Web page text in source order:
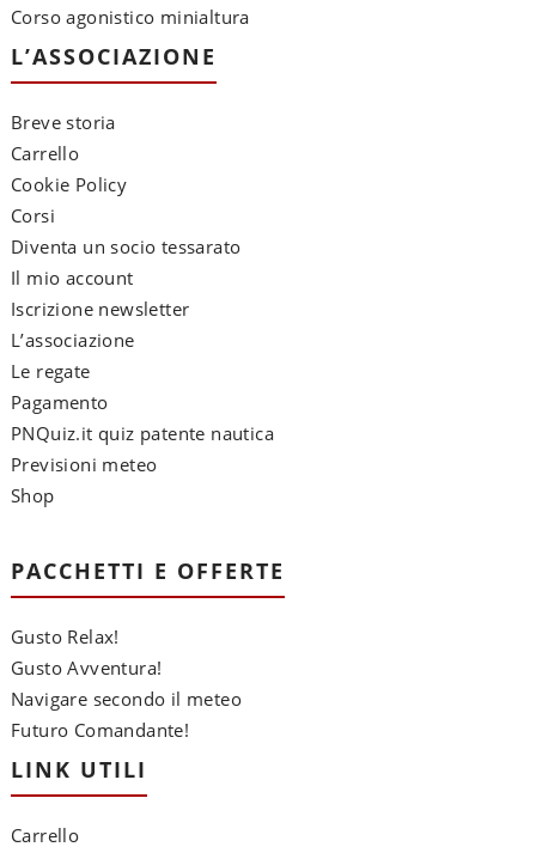
Corso agonistico minialtura
L’ASSOCIAZIONE
Breve storia
Carrello
Cookie Policy
Corsi
Diventa un socio tessarato
Il mio account
Iscrizione newsletter
L’associazione
Le regate
Pagamento
PNQuiz.it quiz patente nautica
Previsioni meteo
Shop
PACCHETTI E OFFERTE
Gusto Relax!
Gusto Avventura!
Navigare secondo il meteo
Futuro Comandante!
LINK UTILI
Carrello